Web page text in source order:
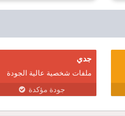
جدي
ملفات شخصية عالية الجودة
جودة مؤكدة